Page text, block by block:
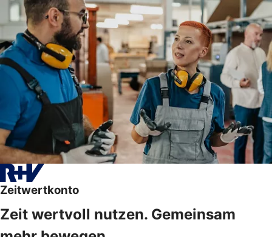
Zeitwertkonto
Zeit wertvoll nutzen. Gemeinsam